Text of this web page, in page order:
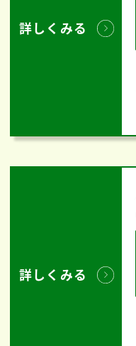
詳しくみる
詳しくみる